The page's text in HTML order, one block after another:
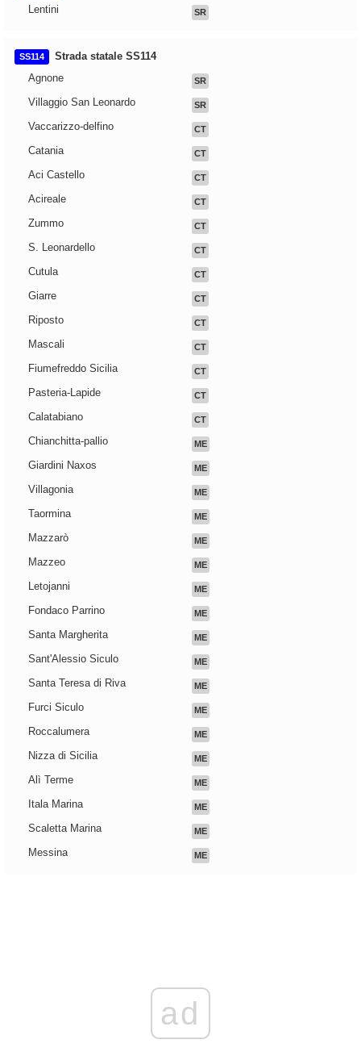
Lentini
SR
SS114
Strada statale SS114
Agnone
SR
Villaggio San Leonardo SR
Vaccarizzo-delfino CT
Catania CT
Aci Castello CT
Acireale CT
Zummo CT
S. Leonardello CT
Cutula CT
Giarre CT
Riposto CT
Mascali CT
Fiumefreddo Sicilia CT
Pasteria-Lapide CT
Calatabiano CT
Chianchitta-pallio ME
Giardini Naxos ME
Villagonia ME
Taormina ME
Mazzarò ME
Mazzeo ME
Letojanni ME
Fondaco Parrino ME
Santa Margherita ME
Sant'Alessio Siculo ME
Santa Teresa di Riva ME
Furci Siculo ME
Roccalumera ME
Nizza di Sicilia ME
Alì Terme ME
Itala Marina ME
Scaletta Marina ME
Messina ME
ad